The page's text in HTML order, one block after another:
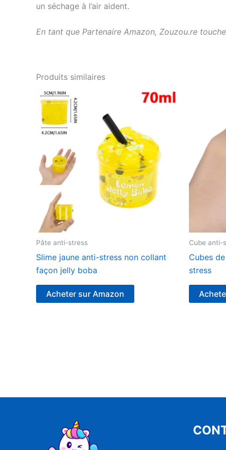
un séchage à l’air aident.
En tant que Partenaire Amazon, Zouzou.re
Produits similaires
Pâte anti-stress
Slime jaune anti-stress non collant
façon jelly boba
Acheter sur Amazon
Cube anti-
Cubes
stress